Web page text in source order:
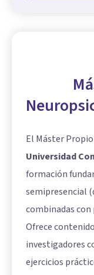
El Máster
Universidad
formación
semipresencial
combinadas con
Ofrece
investigadores
ejercicios